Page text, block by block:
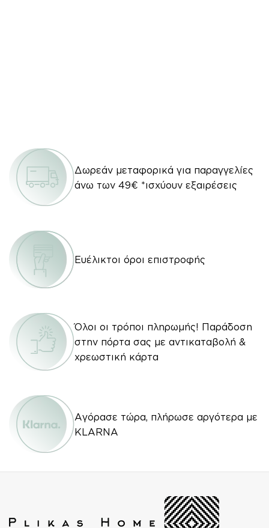
Δωρεάν μεταφορικά για παραγγελίες
άνω των 49€ *ισχύουν εξαιρέσεις
Ευέλικτοι όροι επιστροφής
Όλοι οι τρόποι πληρωμής! Παράδοση
στην πόρτα σας με αντικαταβολή &
χρεωστική κάρτα
Αγόρασε τώρα, πλήρωσε αργότερα με
KLARNA